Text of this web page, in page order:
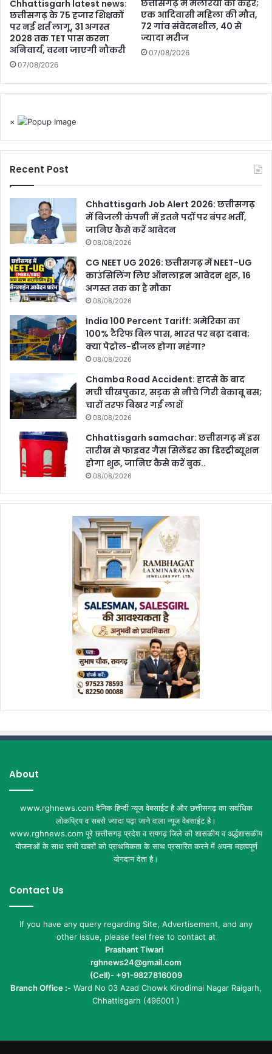
Chhattisgarh latest news:
छत्तीसगढ़ के 75 हजार शिक्षकों
पर नई शर्त लागू, 31 अगस्त
2028 तक TET पास करना
अनिवार्य, वरना जाएगी नौकरी
07/08/2026
छत्तीसगढ़ में मलेरिया का कहर;
एक आदिवासी महिला की मौत,
72 गांव संवेदनशील, 40 से
ज्यादा मरीज
07/08/2026
×
Recent Post
Chhattisgarh Job Alert 2026: छत्तीसगढ़
में बिजली कंपनी में इतने पदों पर बंपर भर्ती,
जानिए कैसे करें आवेदन
08/08/2026
CG NEET UG 2026: छत्तीसगढ़ में NEET-UG
काउंसिलिंग लिए ऑनलाइन आवेदन शुरू, 16
अगस्त तक का है मौका
08/08/2026
India 100 Percent Tariff: अमेरिका का
100% टैरिफ बिल पास, भारत पर बढ़ा दबाव;
क्या पेट्रोल-डीजल होगा महंगा?
08/08/2026
Chamba Road Accident: हादसे के बाद
मची चीखपुकार, सड़क से नीचे गिरी बेकाबू बस;
चारों तरफ बिखर गईं लाशें
08/08/2026
Chhattisgarh samachar: छत्तीसगढ़ में इस
तारीख से फाइवर गैस सिलेंडर का डिस्ट्रीब्यूशन
होगा शुरू, जानिए कैसे करें बुक..
08/08/2026
About
www.rghnews.com दैनिक हिन्दी न्यूज वेबसाईट है और छत्तीसगढ़ का सर्वाधिक
लोकप्रिय व सबसे ज्यादा पढ़ा जाने वाला न्यूज वेबसाईट है।
www.rghnews.com पूरे छत्तीसगढ़ प्रदेश व रायगढ़ जिले की शासकीय व अर्द्धशासकीय
योजनाओं के साथ सभी खबरों को प्राथमिकता के साथ प्रसारित करने में अपना महत्वपूर्ण
योगदान देता है।
Contact Us
If you have any query regarding Site, Advertisement, and any
other issue, please feel free to contact at
Prashant Tiwari
rghnews24@gmail.com
(Cell)- +91-9827816009
Branch Office :- Ward No 03 Azad Chowk Kirodimal Nagar Raigarh,
Chhattisgarh (496001 )